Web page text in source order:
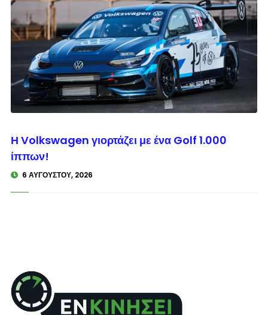
© enkinisi.gr
Η Volkswagen γιορτάζει με ένα Golf 1.000
ίππων!
6 ΑΥΓΟΎΣΤΟΥ, 2026